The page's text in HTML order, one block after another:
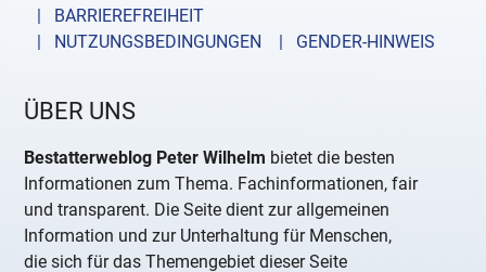
| BARRIEREFREIHEIT
| NUTZUNGSBEDINGUNGEN
| GENDER-HINWEIS
ÜBER UNS
Bestatterweblog Peter Wilhelm bietet die besten
Informationen zum Thema. Fachinformationen, fair
und transparent. Die Seite dient zur allgemeinen
Information und zur Unterhaltung für Menschen,
die sich für das Themengebiet dieser Seite